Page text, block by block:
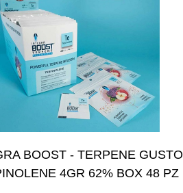
BOOST - TERPENE GUSTO
4GR 62% BOX 48 PZ